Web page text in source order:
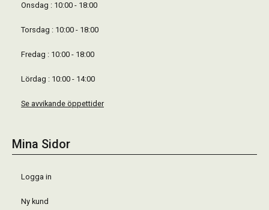
Onsdag : 10:00 - 18:00
Torsdag : 10:00 - 18:00
Fredag : 10:00 - 18:00
Lördag : 10:00 - 14:00
Se avvikande öppettider
Mina Sidor
Logga in
Ny kund